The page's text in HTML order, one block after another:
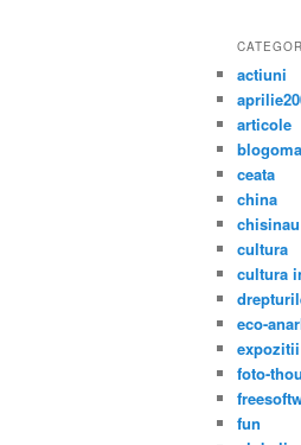
actiuni
articole
ceata
china
chisinau
cultura
cultura
eco-
expozitii
foto-
fun